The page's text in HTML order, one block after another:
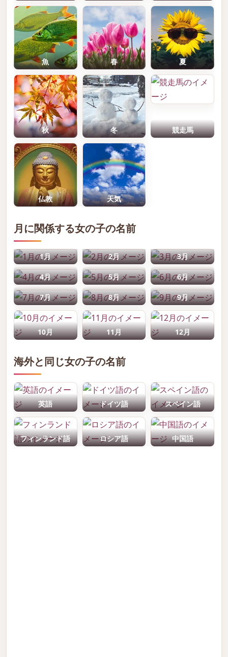
魚 春 夏
秋 冬 競走馬
仏教 天気
月に関係する女の子の名前
1月 2月 3月
4月 5月 6月
7月 8月 9月
10月 11月 12月
海外と同じ女の子の名前
英語 ドイツ語 スペイン語
フィンランド語 ロシア語 中国語